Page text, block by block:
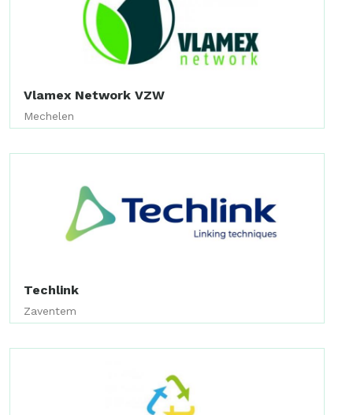
Vlamex Network VZW
Mechelen
Techlink
Zaventem